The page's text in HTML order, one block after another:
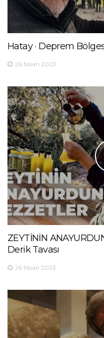
Hatay · Deprem
26 Nisan 2023
ZEYTİNİN
Derik Tavası
26 Nisan 2023